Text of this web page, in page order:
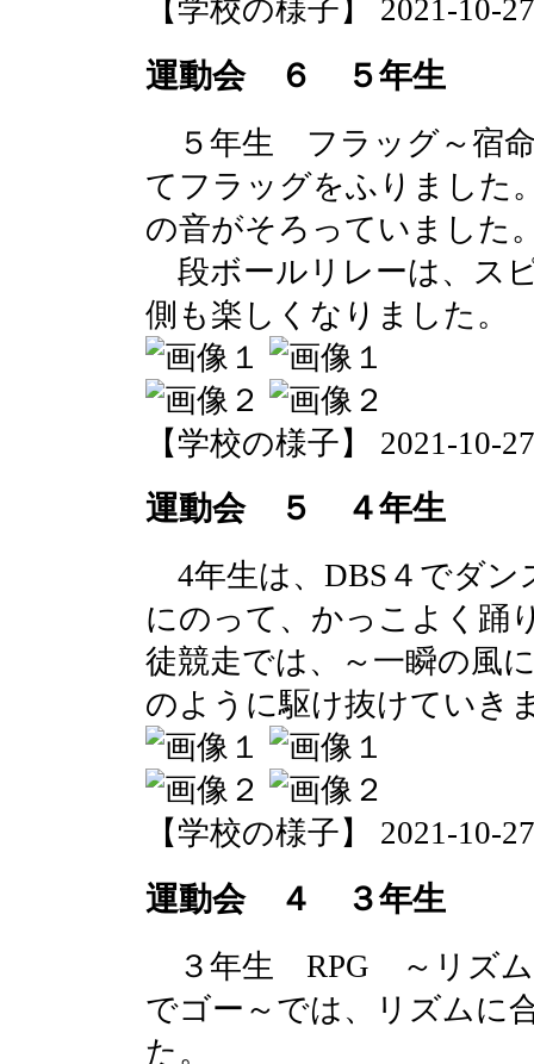
【学校の様子】 2021-10-
運動会 ６ ５年生
５年生 フラッグ～宿命
てフラッグをふりました
の音がそろっていました
段ボールリレーは、ス
側も楽しくなりました。
【学校の様子】 2021-10-
運動会 ５ ４年生
4年生は、DBS４でダン
にのって、かっこよく踊
徒競走では、～一瞬の風
のように駆け抜けていき
【学校の様子】 2021-10-
運動会 ４ ３年生
３年生 RPG ～リズ
でゴー～では、リズムに
た。